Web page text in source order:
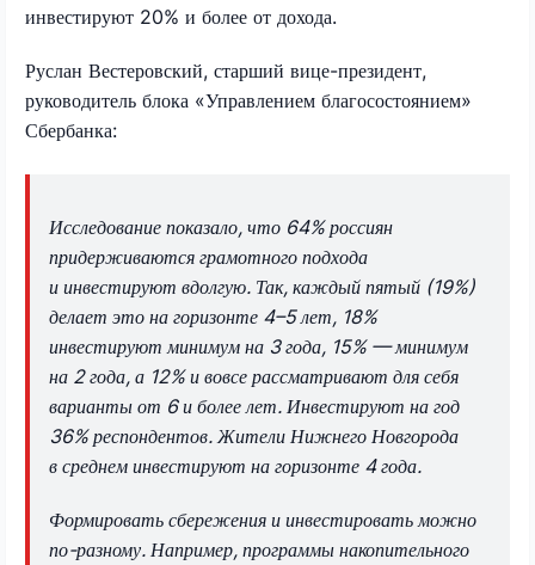
инвестируют 20% и более от дохода.
Руслан Вестеровский, старший вице-президент,
руководитель блока «Управлением благосостоянием»
Сбербанка:
Исследование показало, что 64% россиян
придерживаются грамотного подхода
и инвестируют вдолгую. Так, каждый пятый (19%)
делает это на горизонте 4–5 лет, 18%
инвестируют минимум на 3 года, 15% — минимум
на 2 года, а 12% и вовсе рассматривают для себя
варианты от 6 и более лет. Инвестируют на год
36% респондентов. Жители Нижнего Новгорода
в среднем инвестируют на горизонте 4 года.
Формировать сбережения и инвестировать можно
по-разному. Например, программы накопительного